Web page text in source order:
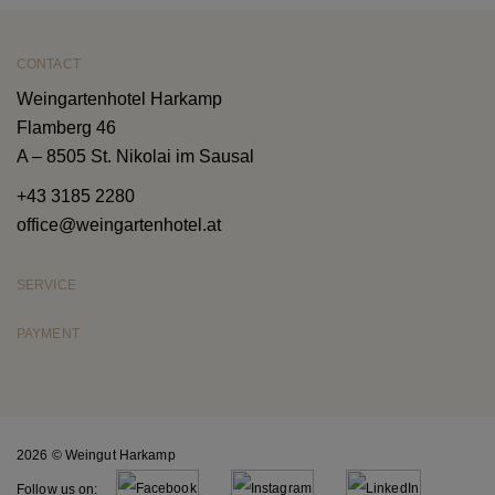
CONTACT
Weingartenhotel Harkamp
Flamberg 46
A – 8505 St. Nikolai im Sausal
+43 3185 2280
office@weingartenhotel.at
SERVICE
PAYMENT
2026 © Weingut Harkamp
Follow us on: